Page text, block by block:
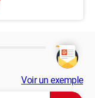
Voir un exemple